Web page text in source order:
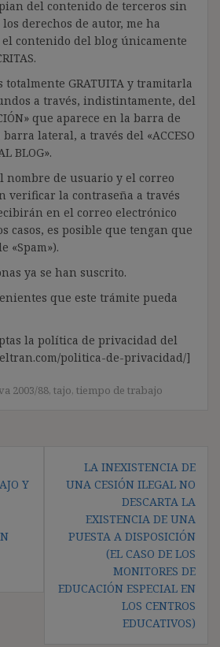
del contenido de terceros sin
derechos de autor, me ha
contenido del blog únicamente
totalmente GRATUITA y tramitarla
a través, indistintamente, del
que aparece en la barra de
lateral, a través del «ACCESO
BLOG».
nombre de usuario y el correo
verificar la contraseña a través
en el correo electrónico
casos, es posible que tengan que
«Spam»).
ya se han suscrito.
que este trámite pueda
la política de privacidad del
politica-de-privacidad/]
2003/88, tajo, tiempo de trabajo
Y
LA INEXISTENCIA DE
UNA CESIÓN ILEGAL NO
DESCARTA LA
EXISTENCIA DE UNA
PUESTA A DISPOSICIÓN
(EL CASO DE LOS
MONITORES DE
EDUCACIÓN ESPECIAL EN
LOS CENTROS
EDUCATIVOS)